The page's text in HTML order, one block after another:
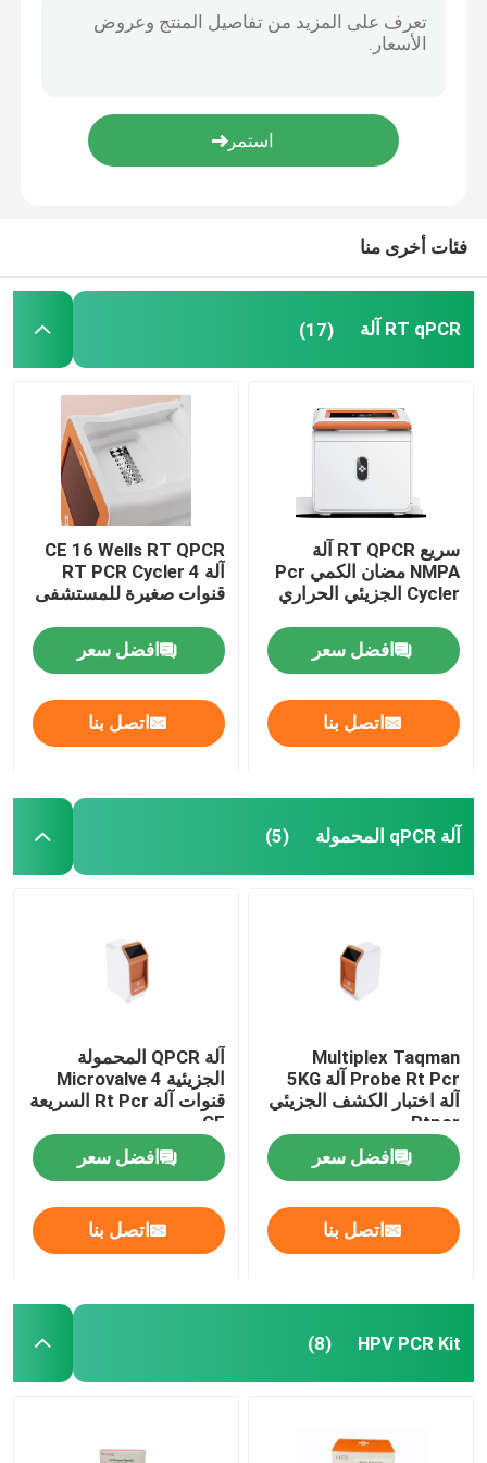
Blog
RT qPCR آلة
HPV PCR Kit
طقم اختبار STD STI
طقم اختبار الجهاز الهضمي
طقم اختبار تربية الأحياء المائية
طقم اختبار الخنازير
عدة اختبار الكلاب الكلب
آلة استخراج الحمض النووي
طقم اختبار سريع لسلامة الغذاء
نظام تصوير البقع الغربية
مجهر بيولوجي
فئات أخرى منا
RT qPCR آلة (17)
سريع RT QPCR آلة
NMPA مضان الكمي Pcr
Cycler الجزيئي الحراري
افضل سعر
اتصل بنا
CE 16 Wells RT QPCR
آلة RT PCR Cycler 4
قنوات صغيرة للمستشفى
افضل سعر
اتصل بنا
آلة qPCR المحمولة (5)
Multiplex Taqman
Probe Rt Pcr آلة 5KG
آلة اختبار الكشف الجزيئي
Rtpcr
افضل سعر
اتصل بنا
آلة QPCR المحمولة
الجزيئية Microvalve 4
قنوات آلة Rt Pcr السريعة
CE
افضل سعر
اتصل بنا
HPV PCR Kit
(8)